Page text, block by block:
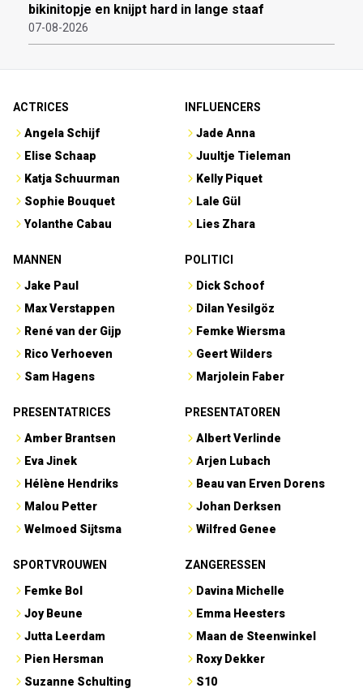
bikinitopje en knijpt hard in lange staaf
07-08-2026
ACTRICES
Angela Schijf
Elise Schaap
Katja Schuurman
Sophie Bouquet
Yolanthe Cabau
INFLUENCERS
Jade Anna
Juultje Tieleman
Kelly Piquet
Lale Gül
Lies Zhara
MANNEN
Jake Paul
Max Verstappen
René van der Gijp
Rico Verhoeven
Sam Hagens
POLITICI
Dick Schoof
Dilan Yesilgöz
Femke Wiersma
Geert Wilders
Marjolein Faber
PRESENTATRICES
Amber Brantsen
Eva Jinek
Hélène Hendriks
Malou Petter
Welmoed Sijtsma
PRESENTATOREN
Albert Verlinde
Arjen Lubach
Beau van Erven Dorens
Johan Derksen
Wilfred Genee
SPORTVROUWEN
Femke Bol
Joy Beune
Jutta Leerdam
Pien Hersman
Suzanne Schulting
ZANGERESSEN
Davina Michelle
Emma Heesters
Maan de Steenwinkel
Roxy Dekker
S10